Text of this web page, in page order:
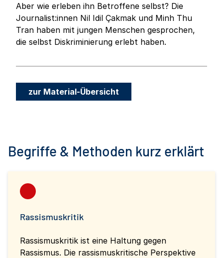
Aber wie erleben ihn Betroffene selbst? Die
Journalist:innen Nil Idil Çakmak und Minh Thu
Tran haben mit jungen Menschen gesprochen,
die selbst Diskriminierung erlebt haben.
zur Material-Übersicht
Begriffe & Methoden kurz erklärt
Rassismuskritik
Rassismuskritik ist eine Haltung gegen
Rassismus. Die rassismuskritische Perspektive